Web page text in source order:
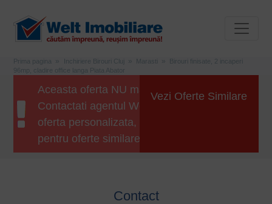
Prima pagina Inchiriere Birouri Cluj Marasti
Birouri finisate, 2 incaperi
96mp, cladire office langa Piata Abator
Aceasta oferta NU mai este disponibila.
Contactati agentul Welt Imobiliare pentru o
oferta personalizata, sau apasati butonul
pentru oferte similare.
Vezi Oferte Similare
Contact